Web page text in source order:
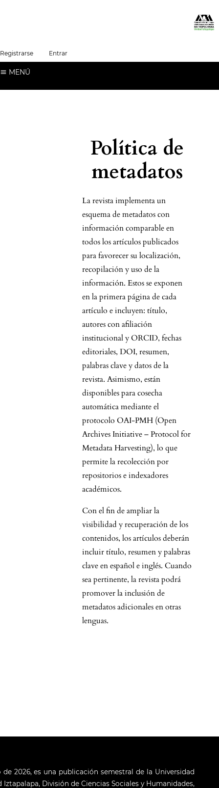
Registrarse Entrar
MENÚ
Política de
metadatos
La revista implementa un
esquema de metadatos con
información comparable en
todos los artículos publicados
para favorecer su localización,
recopilación y uso de la
información. Estos se exponen
en la primera página de cada
artículo e incluyen: título,
autores con afiliación
institucional y ORCID, fechas
editoriales, DOI, resumen,
palabras clave y datos de la
revista. Asimismo, están
disponibles para cosecha
automática mediante el
protocolo OAI-PMH (Open
Archives Initiative – Protocol for
Metadata Harvesting), lo que
permite la recolección por
repositorios e indexadores
académicos.
Con el fin de ampliar la
visibilidad y recuperación de los
contenidos, los artículos deberán
incluir título, resumen y palabras
clave en español e inglés. Cuando
sea pertinente, la revista podrá
promover la inclusión de
metadatos adicionales en otras
lenguas.
de 2026, es una publicación semestral de la Universidad
División de Ciencias Sociales y Humanidades,